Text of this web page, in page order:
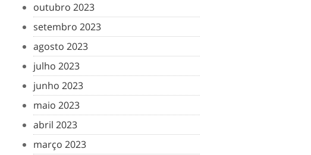
outubro 2023
setembro 2023
agosto 2023
julho 2023
junho 2023
maio 2023
abril 2023
março 2023